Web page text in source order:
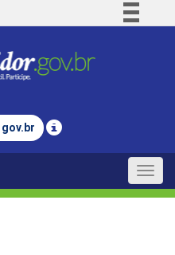
Comunica BR
Legislação
gov.br
Toggle